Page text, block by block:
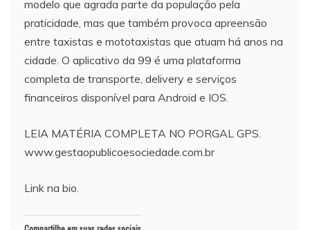
modelo que agrada parte da população pela
praticidade, mas que também provoca apreensão
entre taxistas e mototaxistas que atuam há anos na
cidade. O aplicativo da 99 é uma plataforma
completa de transporte, delivery e serviços
financeiros disponível para Android e IOS.
LEIA MATÉRIA COMPLETA NO PORGAL GPS.
www.gestaopublicoesociedade.com.br
Link na bio.